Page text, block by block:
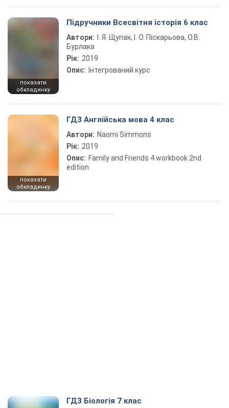
показати
обкладинку
Підручники Всесвітня історія 6 клас
Автори:
І. Я. Щупак, І. О. Піскарьова, О.В.
Бурлака
Рік: 2019
Опис: Інтегрований курс
показати
обкладинку
ГДЗ Англійська мова 4 клас
Автори: Naomi Simmons
Рік: 2019
Опис: Family and Friends 4 workbook 2nd
edition
ГДЗ Біологія 7 клас